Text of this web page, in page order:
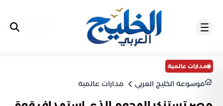
مدارات عالمية
موسوعة الخليج العربي مدارات عالمية